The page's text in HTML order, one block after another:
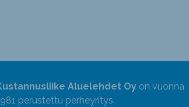
Aluelehdet Oyon vuonna
perustettu perheyritys.